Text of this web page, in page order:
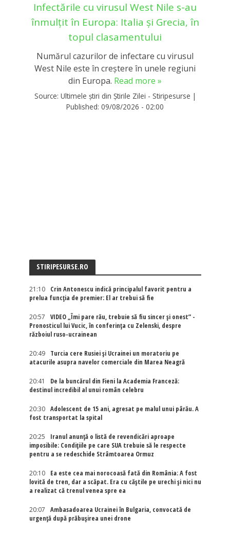
Infectările cu virusul West Nile s-au
înmulțit în Europa: Italia și Grecia, în
topul clasamentului
Numărul cazurilor de infectare cu virusul
West Nile este în creştere în unele regiuni
din Europa. Read more »
Source: Ultimele știri din Știrile Zilei - Stiripesurse |
Published: 09/08/2026 - 02:00
STIRIPESURSE.RO
21:10
Crin Antonescu indică principalul favorit pentru a
prelua funcția de premier: El ar trebui să fie
20:57
VIDEO „Îmi pare rău, trebuie să fiu sincer și onest” -
Pronosticul lui Vucic, în conferința cu Zelenski, despre
războiul ruso-ucrainean
20:49
Turcia cere Rusiei și Ucrainei un moratoriu pe
atacurile asupra navelor comerciale din Marea Neagră
20:41
De la buncărul din Fieni la Academia Franceză:
destinul incredibil al unui român celebru
20:30
Adolescent de 15 ani, agresat pe malul unui pârău. A
fost transportat la spital
20:25
Iranul anunță o listă de revendicări aproape
imposibile: Condițiile pe care SUA trebuie să le respecte
pentru a se redeschide Strâmtoarea Ormuz
20:10
Ea este cea mai norocoasă fată din România: A fost
lovită de tren, dar a scăpat. Era cu căștile pe urechi și nici nu
a realizat că trenul venea spre ea
20:07
Ambasadoarea Ucrainei în Bulgaria, convocată de
urgență după prăbușirea unei drone